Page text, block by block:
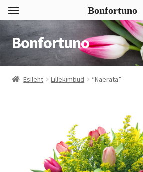
Liigu
navigeerimisele
Liigu
sisu
juurde
Bonfortuno
Esileht Lillekimbud “Naerata”
Bonfortuno